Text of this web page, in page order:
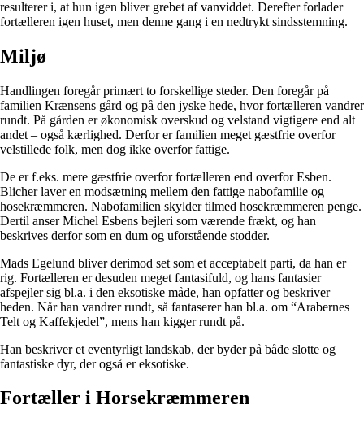
resulterer i, at hun igen bliver grebet af vanviddet. Derefter forlader
fortælleren igen huset, men denne gang i en nedtrykt sindsstemning.
Miljø
Handlingen foregår primært to forskellige steder. Den foregår på
familien Krænsens gård og på den jyske hede, hvor fortælleren vandrer
rundt. På gården er økonomisk overskud og velstand vigtigere end alt
andet – også kærlighed. Derfor er familien meget gæstfrie overfor
velstillede folk, men dog ikke overfor fattige.
De er f.eks. mere gæstfrie overfor fortælleren end overfor Esben.
Blicher laver en modsætning mellem den fattige nabofamilie og
hosekræmmeren. Nabofamilien skylder tilmed hosekræmmeren penge.
Dertil anser Michel Esbens bejleri som værende frækt, og han
beskrives derfor som en dum og uforstående stodder.
Mads Egelund bliver derimod set som et acceptabelt parti, da han er
rig. Fortælleren er desuden meget fantasifuld, og hans fantasier
afspejler sig bl.a. i den eksotiske måde, han opfatter og beskriver
heden. Når han vandrer rundt, så fantaserer han bl.a. om “Arabernes
Telt og Kaffekjedel”, mens han kigger rundt på.
Han beskriver et eventyrligt landskab, der byder på både slotte og
fantastiske dyr, der også er eksotiske.
Fortæller i Horsekræmmeren